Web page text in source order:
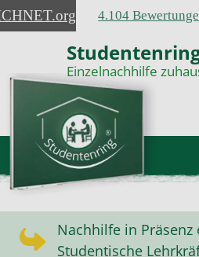
.org 4.104
Einzelnachhilfe
Nachhilfe in
Studentische